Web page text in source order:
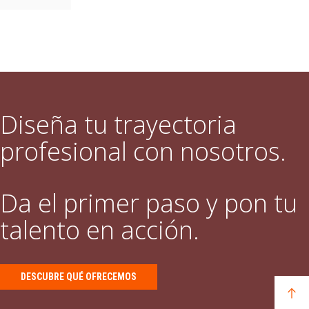
Diseña tu trayectoria
profesional con nosotros.
Da el primer paso y pon tu
talento en acción.
DESCUBRE QUÉ OFRECEMOS